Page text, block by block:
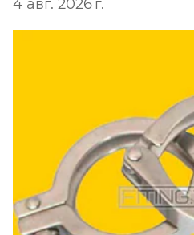
4 авг. 2026 г.